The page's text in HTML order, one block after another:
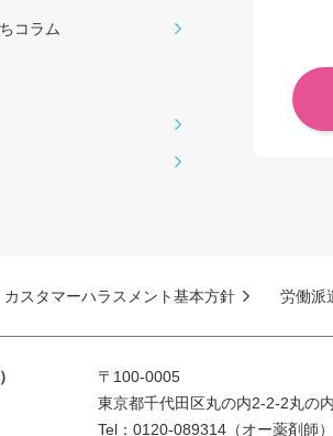
コラム
カスタマーハラスメント基本方針 労働派
〒100-0005
東京都千代田区丸の内2-2-2丸の
Tel：0120-089314（オー薬剤師）